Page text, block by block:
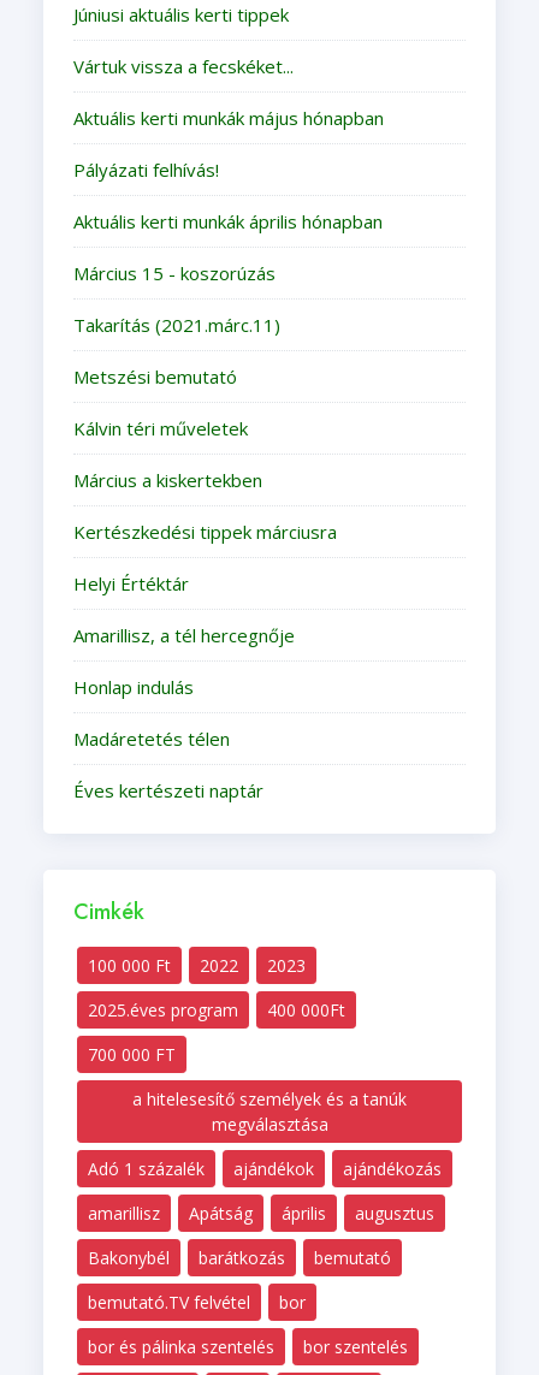
Júniusi aktuális kerti tippek
Vártuk vissza a fecskéket...
Aktuális kerti munkák május hónapban
Pályázati felhívás!
Aktuális kerti munkák április hónapban
Március 15 - koszorúzás
Takarítás (2021.márc.11)
Metszési bemutató
Kálvin téri műveletek
Március a kiskertekben
Kertészkedési tippek márciusra
Helyi Értéktár
Amarillisz, a tél hercegnője
Honlap indulás
Madáretetés télen
Éves kertészeti naptár
Cimkék
100 000 Ft 2022
2023
2025.éves program
400 000Ft
700 000 FT
a hitelesesítő személyek és a tanúk
megválasztása
Adó 1 százalék
ajándékok
ajándékozás
amarillisz
Apátság április
augusztus
Bakonybél
barátkozás
bemutató
bemutató.TV felvétel
bor
bor és pálinka szentelés
bor szentelés